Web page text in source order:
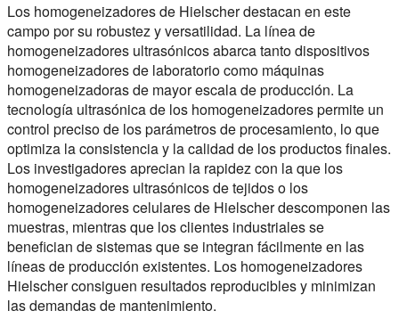
Los homogeneizadores de Hielscher destacan en este
campo por su robustez y versatilidad. La línea de
homogeneizadores ultrasónicos abarca tanto dispositivos
homogeneizadores de laboratorio como máquinas
homogeneizadoras de mayor escala de producción. La
tecnología ultrasónica de los homogeneizadores permite un
control preciso de los parámetros de procesamiento, lo que
optimiza la consistencia y la calidad de los productos finales.
Los investigadores aprecian la rapidez con la que los
homogeneizadores ultrasónicos de tejidos o los
homogeneizadores celulares de Hielscher descomponen las
muestras, mientras que los clientes industriales se
benefician de sistemas que se integran fácilmente en las
líneas de producción existentes. Los homogeneizadores
Hielscher consiguen resultados reproducibles y minimizan
las demandas de mantenimiento.